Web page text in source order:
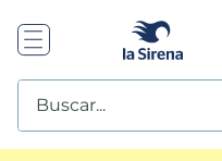
Buscar...